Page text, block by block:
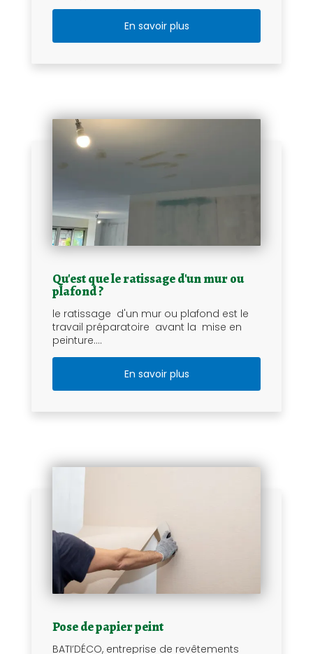
En savoir plus
Qu'est que le ratissage d'un mur ou
plafond ?
le ratissage d'un mur ou plafond est le
travail préparatoire avant la mise en
peinture....
En savoir plus
Pose de papier peint
BATI’DÉCO, entreprise de revêtements